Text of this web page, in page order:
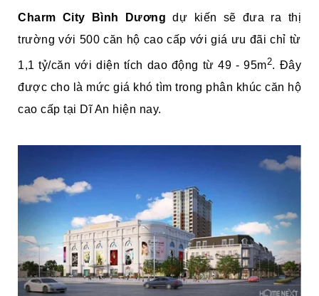
Charm City Bình Dương dự kiến sẽ đưa ra thị
trường với 500 căn hộ cao cấp với giá ưu đãi chỉ từ
1,1 tỷ/căn với diện tích dao động từ 49 - 95m2. Đây
được cho là mức giá khó tìm trong phân khúc căn hộ
cao cấp tại Dĩ An hiện nay.